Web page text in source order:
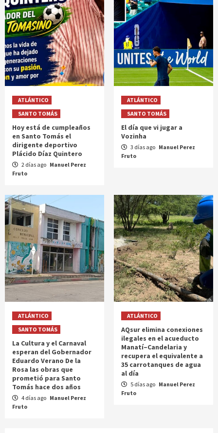
ATLÁNTICO
SANTO TOMÁS
Hoy está de cumpleaños
en Santo Tomás el
dirigente deportivo
Plácido Díaz Quintero
2 días ago Manuel Perez
Fruto
ATLÁNTICO
SANTO TOMÁS
El día que vi jugar a
Vozinha
3 días ago Manuel Perez
Fruto
ATLÁNTICO
SANTO TOMÁS
La Cultura y el Carnaval
esperan del Gobernador
Eduardo Verano De la
Rosa las obras que
prometió para Santo
Tomás hace dos años
4 días ago Manuel Perez
Fruto
ATLÁNTICO
AQsur elimina conexiones
ilegales en el acueducto
Manatí–Candelaria y
recupera el equivalente a
35 carrotanques de agua
al día
5 días ago Manuel Perez
Fruto